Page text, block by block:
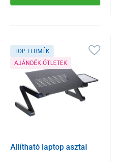
TOP TERMÉK
AJÁNDÉK ÖTLETEK
Állítható laptop asztal